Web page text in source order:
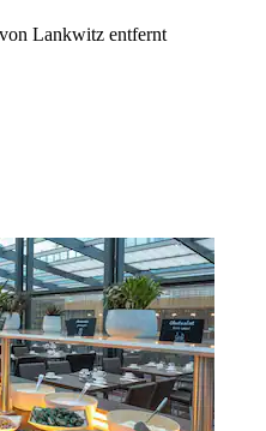
Lankwitz entfernt